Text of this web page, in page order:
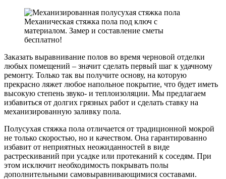
Механическая стяжка пола под ключ с
материалом. Замер и составление сметы
бесплатно!
Заказать выравнивание полов во время черновой отделки
любых помещений – значит сделать первый шаг к удачному
ремонту. Только так вы получите основу, на которую
прекрасно ляжет любое напольное покрытие, что будет иметь
высокую степень звуко- и теплоизоляции. Мы предлагаем
избавиться от долгих грязных работ и сделать ставку на
механизированную заливку пола.
Полусухая стяжка пола отличается от традиционной мокрой
не только скоростью, но и качеством. Она гарантированно
избавит от неприятных неожиданностей в виде
растрескиваний при усадке или протеканий к соседям. При
этом исключит необходимость покрывать полы
дополнительными самовыравнивающимися составами.